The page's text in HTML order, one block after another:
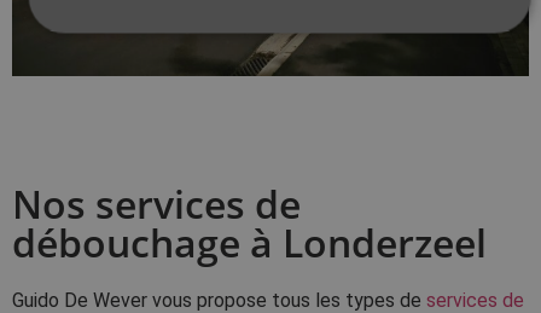
Nos services de
débouchage à Londerzeel
Guido De Wever vous propose tous les types de services de